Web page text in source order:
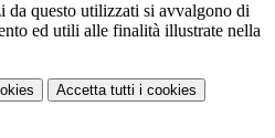
da questo utilizzati si avvalgono di
ed utili alle finalità illustrate nella
Accetta tutti i cookies